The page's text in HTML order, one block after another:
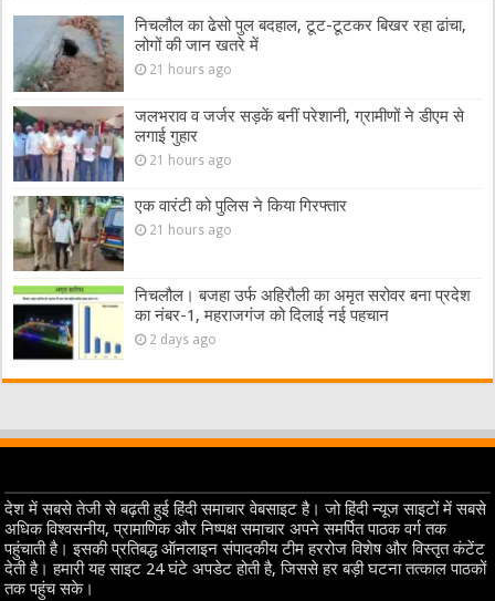
निचलौल का ढेसो पुल बदहाल, टूट-टूटकर बिखर रहा ढांचा,
लोगों की जान खतरे में
21 hours ago
जलभराव व जर्जर सड़कें बनीं परेशानी, ग्रामीणों ने डीएम से
लगाई गुहार
21 hours ago
एक वारंटी को पुलिस ने किया गिरफ्तार
21 hours ago
निचलौल। बजहा उर्फ अहिरौली का अमृत सरोवर बना प्रदेश
का नंबर-1, महराजगंज को दिलाई नई पहचान
2 days ago
देश में सबसे तेजी से बढ़ती हुई हिंदी समाचार वेबसाइट है। जो हिंदी न्यूज साइटों में सबसे
अधिक विश्वसनीय, प्रामाणिक और निष्पक्ष समाचार अपने समर्पित पाठक वर्ग तक
पहुंचाती है। इसकी प्रतिबद्ध ऑनलाइन संपादकीय टीम हररोज विशेष और विस्तृत कंटेंट
देती है। हमारी यह साइट 24 घंटे अपडेट होती है, जिससे हर बड़ी घटना तत्काल पाठकों
तक पहुंच सके।